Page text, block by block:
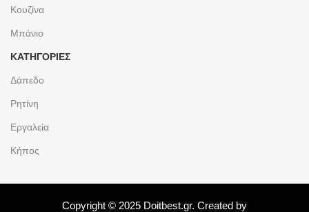
Κουζίνα
Μπάνιο
ΚΑΤΗΓΟΡΙΕΣ
Δάπεδο
Ρητίνη
Εργαλεία
Κήπος
Copyright © 2025 Doitbest.gr. Created by